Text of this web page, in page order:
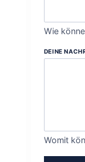
Wie
DEINE
Womit